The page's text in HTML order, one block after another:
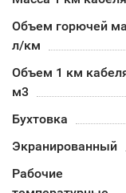
Объем горючей
л/км
Объем 1 км
м3
Бухтовка
Экранированный
Рабочие